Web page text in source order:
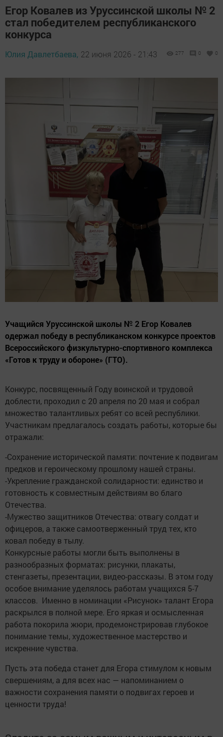
Егор Ковалев из Уруссинской школы № 2
стал победителем республиканского
конкурса
Юлия Давлетбаева, 22 июня 2026 - 21:43 277 0 0
Учащийся Уруссинской школы № 2 Егор Ковалев
одержал победу в республиканском конкурсе проектов
Всероссийского физкультурно-спортивного комплекса
«Готов к труду и обороне» (ГТО).
Конкурс, посвященный Году воинской и трудовой
доблести, проходил с 20 апреля по 20 мая и собрал
множество талантливых ребят со всей республики.
Участникам предлагалось создать работы, которые бы
отражали:
-Сохранение исторической памяти: почтение к подвигам
предков и героическому прошлому нашей страны.
-Укрепление гражданской солидарности: единство и
готовность к совместным действиям во благо
Отечества.
-Мужество защитников Отечества: отвагу солдат и
офицеров, а также самоотверженный труд тех, кто
ковал победу в тылу.
Конкурсные работы могли быть выполнены в
разнообразных форматах: рисунки, плакаты,
стенгазеты, презентации, видео-рассказы. В этом году
особое внимание уделялось работам учащихся 5-7
классов. Именно в номинации «Рисунок» талант Егора
раскрылся в полной мере. Его яркая и осмысленная
работа покорила жюри, продемонстрировав глубокое
понимание темы, художественное мастерство и
искренние чувства.
Пусть эта победа станет для Егора стимулом к новым
свершениям, а для всех нас — напоминанием о
важности сохранения памяти о подвигах героев и
ценности труда!